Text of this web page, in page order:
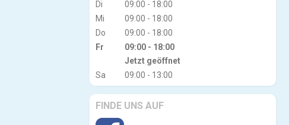
Di
09:00 - 18:00
Mi
09:00 - 18:00
Do
09:00 - 18:00
Fr
09:00 - 18:00
Jetzt geöffnet
Sa
09:00 - 13:00
FINDE UNS AUF